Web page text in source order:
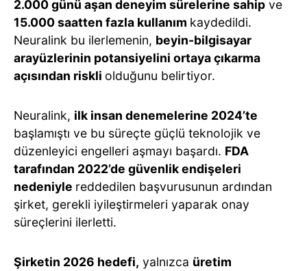
2.000 günü aşan deneyim sürelerine sahip ve
15.000 saatten fazla kullanım kaydedildi.
Neuralink bu ilerlemenin, beyin-bilgisayar
arayüzlerinin potansiyelini ortaya çıkarma
açısından riskli olduğunu belirtiyor.
Neuralink, ilk insan denemelerine 2024’te
başlamıştı ve bu süreçte güçlü teknolojik ve
düzenleyici engelleri aşmayı başardı. FDA
tarafından 2022’de güvenlik endişeleri
nedeniyle reddedilen başvurusunun ardından
şirket, gerekli iyileştirmeleri yaparak onay
süreçlerini ilerletti.
Şirketin 2026 hedefi, yalnızca üretim